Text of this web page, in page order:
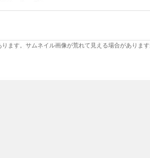
ます。サムネイル画像が荒れて見える場合がありま